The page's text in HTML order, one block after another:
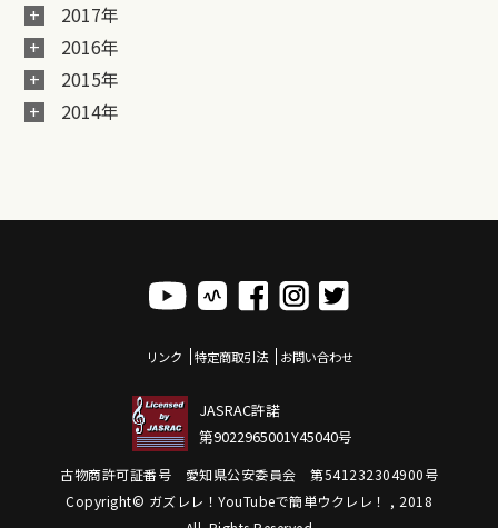
2017年
2016年
2015年
2014年
リンク 特定商取引法 お問い合わせ
JASRAC許諾
第9022965001Y45040号
古物商許可証番号 愛知県公安委員会 第541232304900号
Copyright© ガズレレ！YouTubeで簡単ウクレレ！ , 2018